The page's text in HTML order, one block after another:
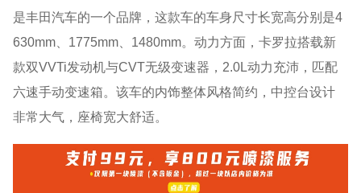
是丰田汽车的一个品牌，这款车的车身尺寸长宽高分别是4
630mm、1775mm、1480mm。动力方面，卡罗拉搭载新
款双VVTi发动机与CVT无级变速器，2.0L动力充沛，匹配
六速手动变速箱。该车的内饰整体风格简约，中控台设计
非常大气，座椅宽大舒适。